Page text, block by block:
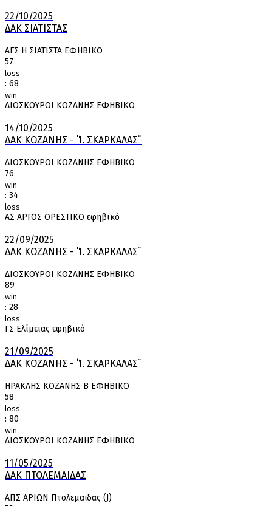
22/10/2025
ΔΑΚ ΣΙΑΤΙΣΤΑΣ
ΑΓΣ Η ΣΙΑΤΙΣΤΑ ΕΦΗΒΙΚΟ
57
loss
: 68
win
ΔΙΟΣΚΟΥΡΟΙ ΚΟΖΑΝΗΣ ΕΦΗΒΙΚΟ
14/10/2025
ΔΑΚ ΚΟΖΑΝΗΣ - ΄Ί. ΣΚΑΡΚΑΛΑΣ¨
ΔΙΟΣΚΟΥΡΟΙ ΚΟΖΑΝΗΣ ΕΦΗΒΙΚΟ
76
win
: 34
loss
ΑΣ ΑΡΓΟΣ ΟΡΕΣΤΙΚΟ εφηβικό
22/09/2025
ΔΑΚ ΚΟΖΑΝΗΣ - ΄Ί. ΣΚΑΡΚΑΛΑΣ¨
ΔΙΟΣΚΟΥΡΟΙ ΚΟΖΑΝΗΣ ΕΦΗΒΙΚΟ
89
win
: 28
loss
ΓΣ Ελίμειας εφηβικό
21/09/2025
ΔΑΚ ΚΟΖΑΝΗΣ - ΄Ί. ΣΚΑΡΚΑΛΑΣ¨
ΗΡΑΚΛΗΣ ΚΟΖΑΝΗΣ Β ΕΦΗΒΙΚΟ
58
loss
: 80
win
ΔΙΟΣΚΟΥΡΟΙ ΚΟΖΑΝΗΣ ΕΦΗΒΙΚΟ
11/05/2025
ΔΑΚ ΠΤΟΛΕΜΑΙΔΑΣ
ΑΠΣ ΑΡΙΩΝ Πτολεμαΐδας (J)